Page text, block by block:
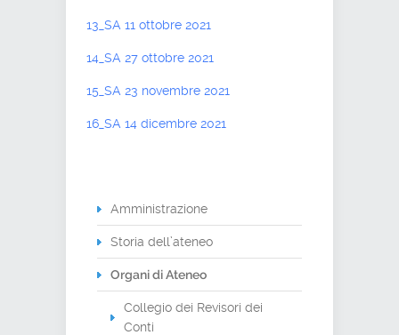
13_SA 11 ottobre 2021
14_SA 27 ottobre 2021
15_SA 23 novembre 2021
16_SA 14 dicembre 2021
Amministrazione
Storia dell’ateneo
Organi di Ateneo
Collegio dei Revisori dei
Conti